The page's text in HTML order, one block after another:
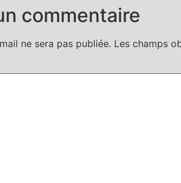
commentaire
ne sera pas publiée. Les champs